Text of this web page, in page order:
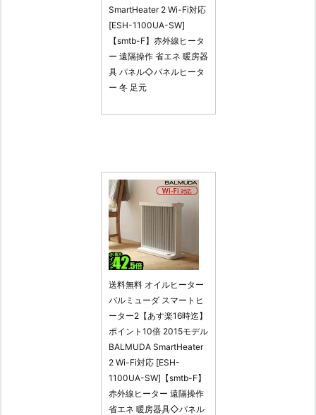
SmartHeater 2 Wi-Fi対応
[ESH-1100UA-SW]
【smtb-F】赤外線ヒータ
ー 遠隔操作 省エネ 暖房器
具 パネル◇パネルヒータ
ー 冬 足元
送料無料 オイルヒーター
バルミューダ スマートヒ
ーター2【あす楽16時迄】
ポイント10倍 2015モデル
BALMUDA SmartHeater
2 Wi-Fi対応 [ESH-
1100UA-SW]【smtb-F】
赤外線ヒーター 遠隔操作
省エネ 暖房器具◇パネル